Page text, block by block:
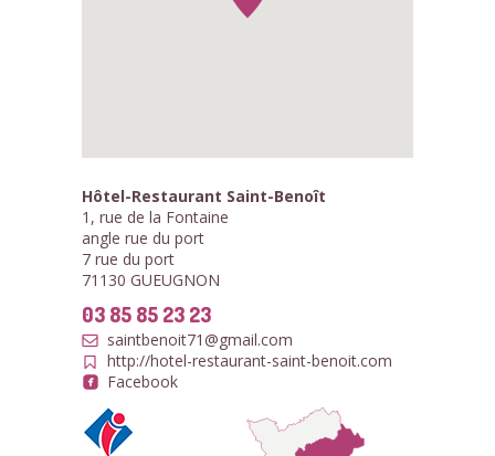
Hôtel-Restaurant Saint-Benoît
1, rue de la Fontaine
angle rue du port
7 rue du port
71130 GUEUGNON
03 85 85 23 23
saintbenoit71@gmail.com
http://hotel-restaurant-saint-benoit.com
Facebook